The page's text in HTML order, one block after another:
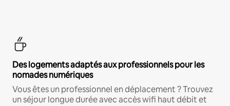
Des logements adaptés aux professionnels pour les
nomades numériques
Vous êtes un professionnel en déplacement ? Trouvez
un séjour longue durée avec accès wifi haut débit et